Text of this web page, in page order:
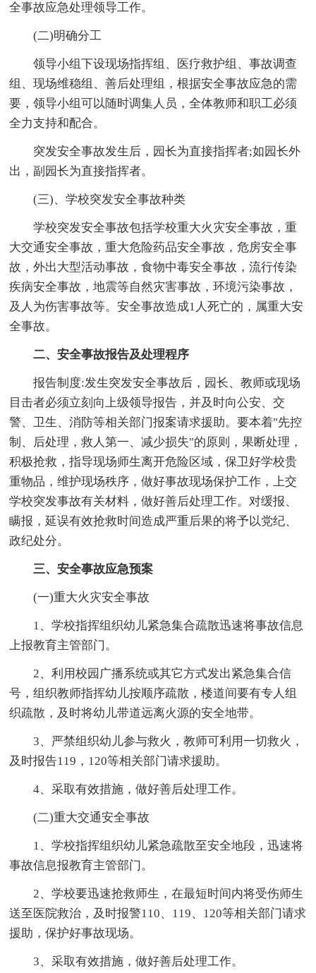
全事故应急处理领导工作。
(二)明确分工
领导小组下设现场指挥组、医疗救护组、事故调查
组、现场维稳组、善后处理组，根据安全事故应急的需
要，领导小组可以随时调集人员，全体教师和职工必须
全力支持和配合。
突发安全事故发生后，园长为直接指挥者;如园长外
出，副园长为直接指挥者。
(三)、学校突发安全事故种类
学校突发安全事故包括学校重大火灾安全事故，重
大交通安全事故，重大危险药品安全事故，危房安全事
故，外出大型活动事故，食物中毒安全事故，流行传染
疾病安全事故，地震等自然灾害事故，环境污染事故，
及人为伤害事故等。安全事故造成1人死亡的，属重大安
全事故。
二、安全事故报告及处理程序
报告制度:发生突发安全事故后，园长、教师或现场
目击者必须立刻向上级领导报告，并及时向公安、交
警、卫生、消防等相关部门报案请求援助。要本着"先控
制、后处理，救人第一、减少损失"的原则，果断处理，
积极抢救，指导现场师生离开危险区域，保卫好学校贵
重物品，维护现场秩序，做好事故现场保护工作，上交
学校突发事故有关材料，做好善后处理工作。对缓报、
瞒报，延误有效抢救时间造成严重后果的将予以党纪、
政纪处分。
三、安全事故应急预案
(一)重大火灾安全事故
1、学校指挥组织幼儿紧急集合疏散迅速将事故信息
上报教育主管部门。
2、利用校园广播系统或其它方式发出紧急集合信
号，组织教师指挥幼儿按顺序疏散，楼道间要有专人组
织疏散，及时将幼儿带道远离火源的安全地带。
3、严禁组织幼儿参与救火，教师可利用一切救火，
及时报告119，120等相关部门请求援助。
4、采取有效措施，做好善后处理工作。
(二)重大交通安全事故
1、学校指挥组织幼儿紧急疏散至安全地段，迅速将
事故信息报教育主管部门。
2、学校要迅速抢救师生，在最短时间内将受伤师生
送至医院救治，及时报警110、119、120等相关部门请求
援助，保护好事故现场。
3、采取有效措施，做好善后处理工作。